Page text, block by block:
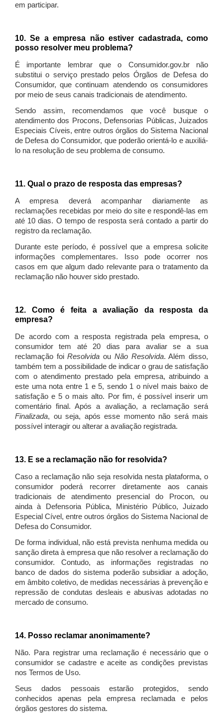
em participar.
10. Se a empresa não estiver cadastrada, como
posso resolver meu problema?
É importante lembrar que o Consumidor.gov.br não
substitui o serviço prestado pelos Órgãos de Defesa do
Consumidor, que continuam atendendo os consumidores
por meio de seus canais tradicionais de atendimento.
Sendo assim, recomendamos que você busque o
atendimento dos Procons, Defensorias Públicas, Juizados
Especiais Cíveis, entre outros órgãos do Sistema Nacional
de Defesa do Consumidor, que poderão orientá-lo e auxiliá-
lo na resolução de seu problema de consumo.
11. Qual o prazo de resposta das empresas?
A empresa deverá acompanhar diariamente as
reclamações recebidas por meio do site e respondê-las em
até 10 dias. O tempo de resposta será contado a partir do
registro da reclamação.
Durante este período, é possível que a empresa solicite
informações complementares. Isso pode ocorrer nos
casos em que algum dado relevante para o tratamento da
reclamação não houver sido prestado.
12. Como é feita a avaliação da resposta da
empresa?
De acordo com a resposta registrada pela empresa, o
consumidor tem até 20 dias para avaliar se a sua
reclamação foiResolvida ou Não Resolvida. Além disso,
também tem a possibilidade de indicar o grau de satisfação
com o atendimento prestado pela empresa, atribuindo a
este uma nota entre 1 e 5, sendo 1 o nível mais baixo de
satisfação e 5 o mais alto. Por fim, é possível inserir um
comentário final. Após a avaliação, a reclamação será
Finalizada, ou seja, após esse momento não será mais
possível interagir ou alterar a avaliação registrada.
13. E se a reclamação não for resolvida?
Caso a reclamação não seja resolvida nesta plataforma, o
consumidor poderá recorrer diretamente aos canais
tradicionais de atendimento presencial do Procon, ou
ainda à Defensoria Pública, Ministério Público, Juizado
Especial Cível, entre outros órgãos do Sistema Nacional de
Defesa do Consumidor.
De forma individual, não está prevista nenhuma medida ou
sanção direta à empresa que não resolver a reclamação do
consumidor. Contudo, as informações registradas no
banco de dados do sistema poderão subsidiar a adoção,
em âmbito coletivo, de medidas necessárias à prevenção e
repressão de condutas desleais e abusivas adotadas no
mercado de consumo.
14. Posso reclamar anonimamente?
Não. Para registrar uma reclamação é necessário que o
consumidor se cadastre e aceite as condições previstas
nos Termos de Uso.
Seus dados pessoais estarão protegidos, sendo
conhecidos apenas pela empresa reclamada e pelos
órgãos gestores do sistema.